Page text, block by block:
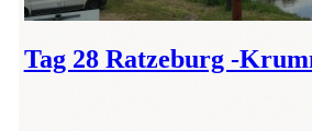
Tag 28 Ratzeburg -